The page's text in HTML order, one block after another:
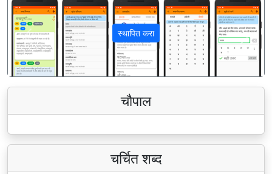
स्थापित करा
पिछला अगला
चौपाल
चर्चित शब्द